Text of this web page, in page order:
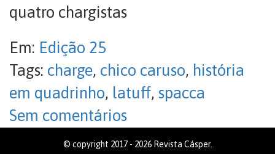
quatro chargistas
Em: Edição 25
Tags: charge, chico caruso, história
em quadrinho, latuff, spacca
Sem comentários
© copyright 2017 - 2026 Revista Cásper.